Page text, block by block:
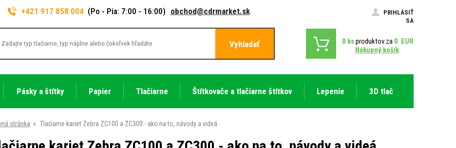
+421 917 858 004 (Po - Pia: 7:00 - 16:00) obchod@cdrmarket.sk
PRIHLÁSIŤ
SA
Vyhladať 0 ksproduktov za 0 EUR
Nákupný košík
Pásky a štítky Papier Tlačiarne Štítkovače a tlačiarne štítkov Lepenie 3D tlač
stránka » Tlačiarne kariet Zebra ZC100 a ZC300 - ako na to, návody a videá